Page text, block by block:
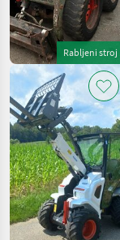
Rabljeni stroj